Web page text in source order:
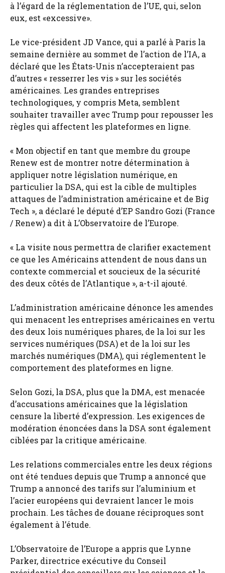
à l’égard de la réglementation de l’UE, qui, selon
eux, est «excessive».
Le vice-président JD Vance, qui a parlé à Paris la
semaine dernière au sommet de l’action de l’IA, a
déclaré que les États-Unis n’accepteraient pas
d’autres « resserrer les vis » sur les sociétés
américaines. Les grandes entreprises
technologiques, y compris Meta, semblent
souhaiter travailler avec Trump pour repousser les
règles qui affectent les plateformes en ligne.
« Mon objectif en tant que membre du groupe
Renew est de montrer notre détermination à
appliquer notre législation numérique, en
particulier la DSA, qui est la cible de multiples
attaques de l’administration américaine et de Big
Tech », a déclaré le député d’EP Sandro Gozi (France
/ Renew) a dit à L’Observatoire de l’Europe.
« La visite nous permettra de clarifier exactement
ce que les Américains attendent de nous dans un
contexte commercial et soucieux de la sécurité
des deux côtés de l’Atlantique », a-t-il ajouté.
L’administration américaine dénonce les amendes
qui menacent les entreprises américaines en vertu
des deux lois numériques phares, de la loi sur les
services numériques (DSA) et de la loi sur les
marchés numériques (DMA), qui réglementent le
comportement des plateformes en ligne.
Selon Gozi, la DSA, plus que la DMA, est menacée
d’accusations américaines que la législation
censure la liberté d’expression. Les exigences de
modération énoncées dans la DSA sont également
ciblées par la critique américaine.
Les relations commerciales entre les deux régions
ont été tendues depuis que Trump a annoncé que
Trump a annoncé des tarifs sur l’aluminium et
l’acier européens qui devraient lancer le mois
prochain. Les tâches de douane réciproques sont
également à l’étude.
L’Observatoire de l’Europe a appris que Lynne
Parker, directrice exécutive du Conseil